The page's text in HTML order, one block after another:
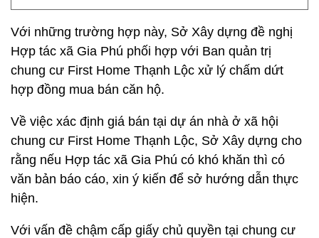
Với những trường hợp này, Sở Xây dựng đề nghị
Hợp tác xã Gia Phú phối hợp với Ban quản trị
chung cư First Home Thạnh Lộc xử lý chấm dứt
hợp đồng mua bán căn hộ.
Về việc xác định giá bán tại dự án nhà ở xã hội
chung cư First Home Thạnh Lộc, Sở Xây dựng cho
rằng nếu Hợp tác xã Gia Phú có khó khăn thì có
văn bản báo cáo, xin ý kiến để sở hướng dẫn thực
hiện.
Với vấn đề chậm cấp giấy chủ quyền tại chung cư